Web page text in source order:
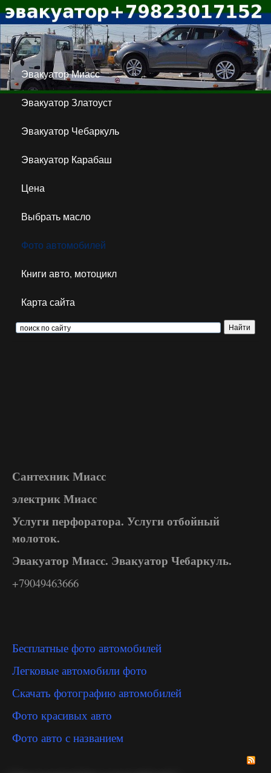
Эвакуатор Миасс
Эвакуатор Златоуст
Эвакуатор Чебаркуль
Эвакуатор Карабаш
Цена
Выбрать масло
Фото автомобилей
Книги авто, мотоцикл
Карта сайта
Сантехник Миасс
электрик Миасс
Услуги перфоратора. Услуги отбойный
молоток.
Эвакуатор Миасс. Эвакуатор Чебаркуль.
+79049463666
Бесплатные фото автомобилей
Легковые автомобили фото
Скачать фотографию автомобилей
Фото красивых авто
Фото авто с названием